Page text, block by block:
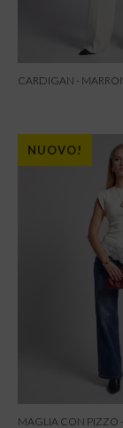
CARDIGAN -
NUOVO!
MAGLIA CON PIZZO